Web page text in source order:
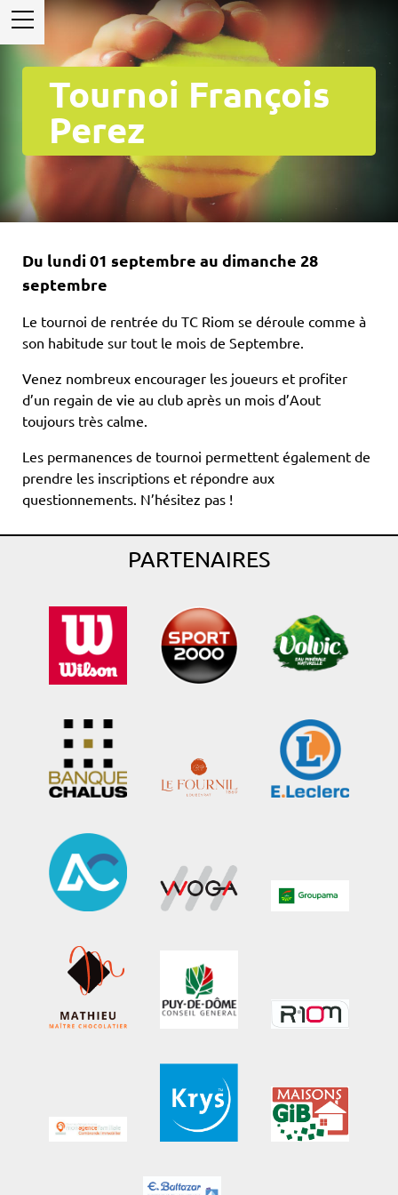
Tournoi François
Perez
Du lundi 01 septembre au dimanche 28
septembre
Le tournoi de rentrée du TC Riom se déroule comme à
son habitude sur tout le mois de Septembre.
Venez nombreux encourager les joueurs et profiter
d’un regain de vie au club après un mois d’Aout
toujours très calme.
Les permanences de tournoi permettent également de
prendre les inscriptions et répondre aux
questionnements. N’hésitez pas !
PARTENAIRES